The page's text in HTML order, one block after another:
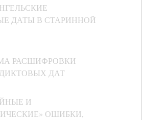
ДАТЫ В СТАРИННОЙ
РАСШИФРОВКИ
ДАТ
И
ОШИБКИ,